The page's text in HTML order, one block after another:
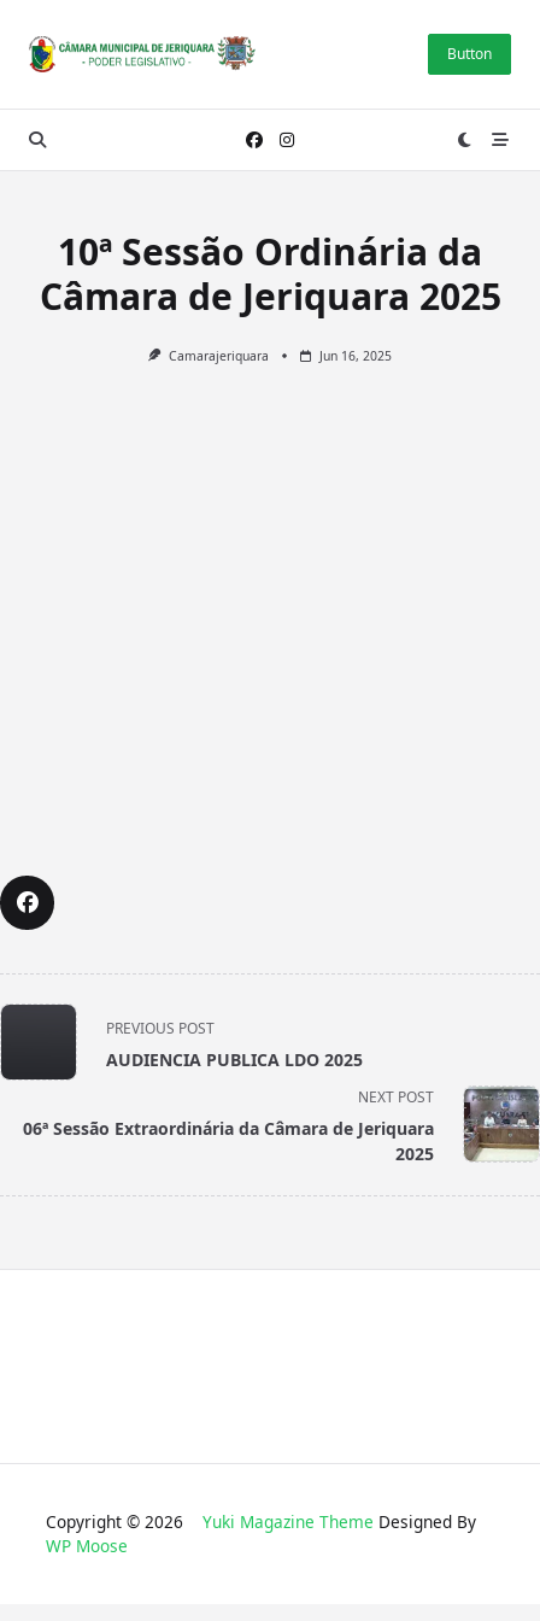
content
Button
10ª Sessão Ordinária da
Câmara de Jeriquara 2025
Camarajeriquara Jun 16, 2025
<span
class="nav-
subtitle
reader-
PREVIOUS POST
AUDIENCIA PUBLICA LDO 2025
NEXT POST
06ª Sessão Extraordinária da Câmara de Jeriquara
2025
Copyright © 2026 Yuki Magazine Theme Designed By
WP Moose